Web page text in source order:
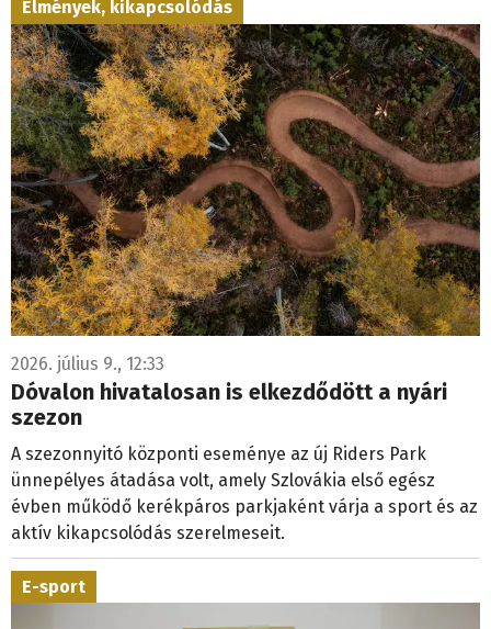
Élmények, kikapcsolódás
2026. július 9., 12:33
Dóvalon hivatalosan is elkezdődött a nyári
szezon
A szezonnyitó központi eseménye az új Riders Park
ünnepélyes átadása volt, amely Szlovákia első egész
évben működő kerékpáros parkjaként várja a sport és az
aktív kikapcsolódás szerelmeseit.
E-sport